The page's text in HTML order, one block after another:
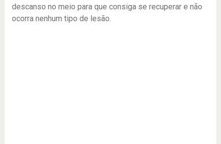
descanso no meio para que consiga se recuperar e não
ocorra nenhum tipo de lesão.